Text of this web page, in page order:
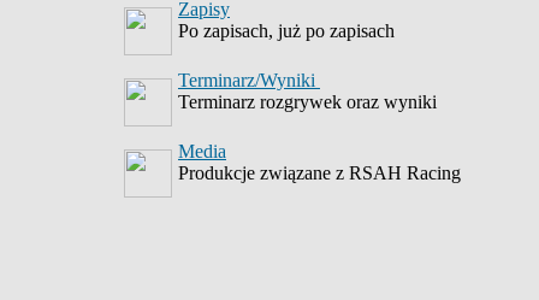
Zapisy
Po zapisach, już po zapisach
Terminarz/Wyniki
Terminarz rozgrywek oraz wyniki
Media
Produkcje związane z RSAH Racing